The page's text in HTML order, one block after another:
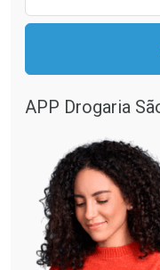
Comprar sem
Por R$ 48,99/cada
Comprar sem
Por R$ 48,99/cada
APP Drogaria